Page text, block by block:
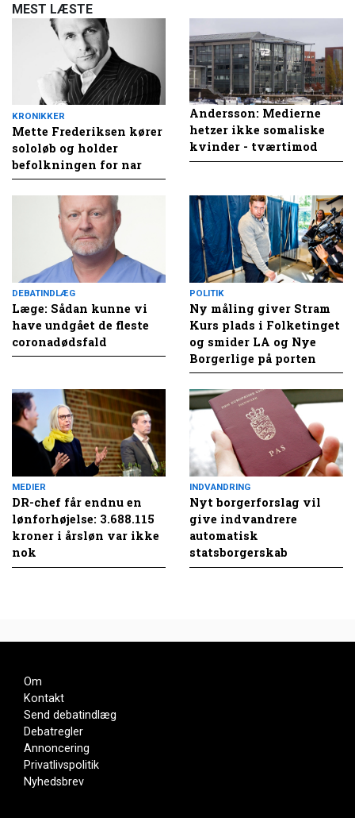
MEST LÆSTE
KRONIKKER
Mette Frederiksen kører
sololøb og holder
befolkningen for nar
Andersson: Medierne
hetzer ikke somaliske
kvinder - tværtimod
DEBATINDLÆG
Læge: Sådan kunne vi
have undgået de fleste
coronadødsfald
POLITIK
Ny måling giver Stram
Kurs plads i Folketinget
og smider LA og Nye
Borgerlige på porten
MEDIER
DR-chef får endnu en
lønforhøjelse: 3.688.115
kroner i årsløn var ikke
nok
INDVANDRING
Nyt borgerforslag vil
give indvandrere
automatisk
statsborgerskab
Om
Kontakt
Send debatindlæg
Debatregler
Annoncering
Privatlivspolitik
Nyhedsbrev